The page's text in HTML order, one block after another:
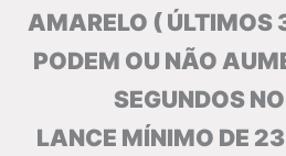
AMARELO ( ÚLTIMOS
PODEM OU NÃO
SEGUNDOS
LANCE MÍNIMO DE